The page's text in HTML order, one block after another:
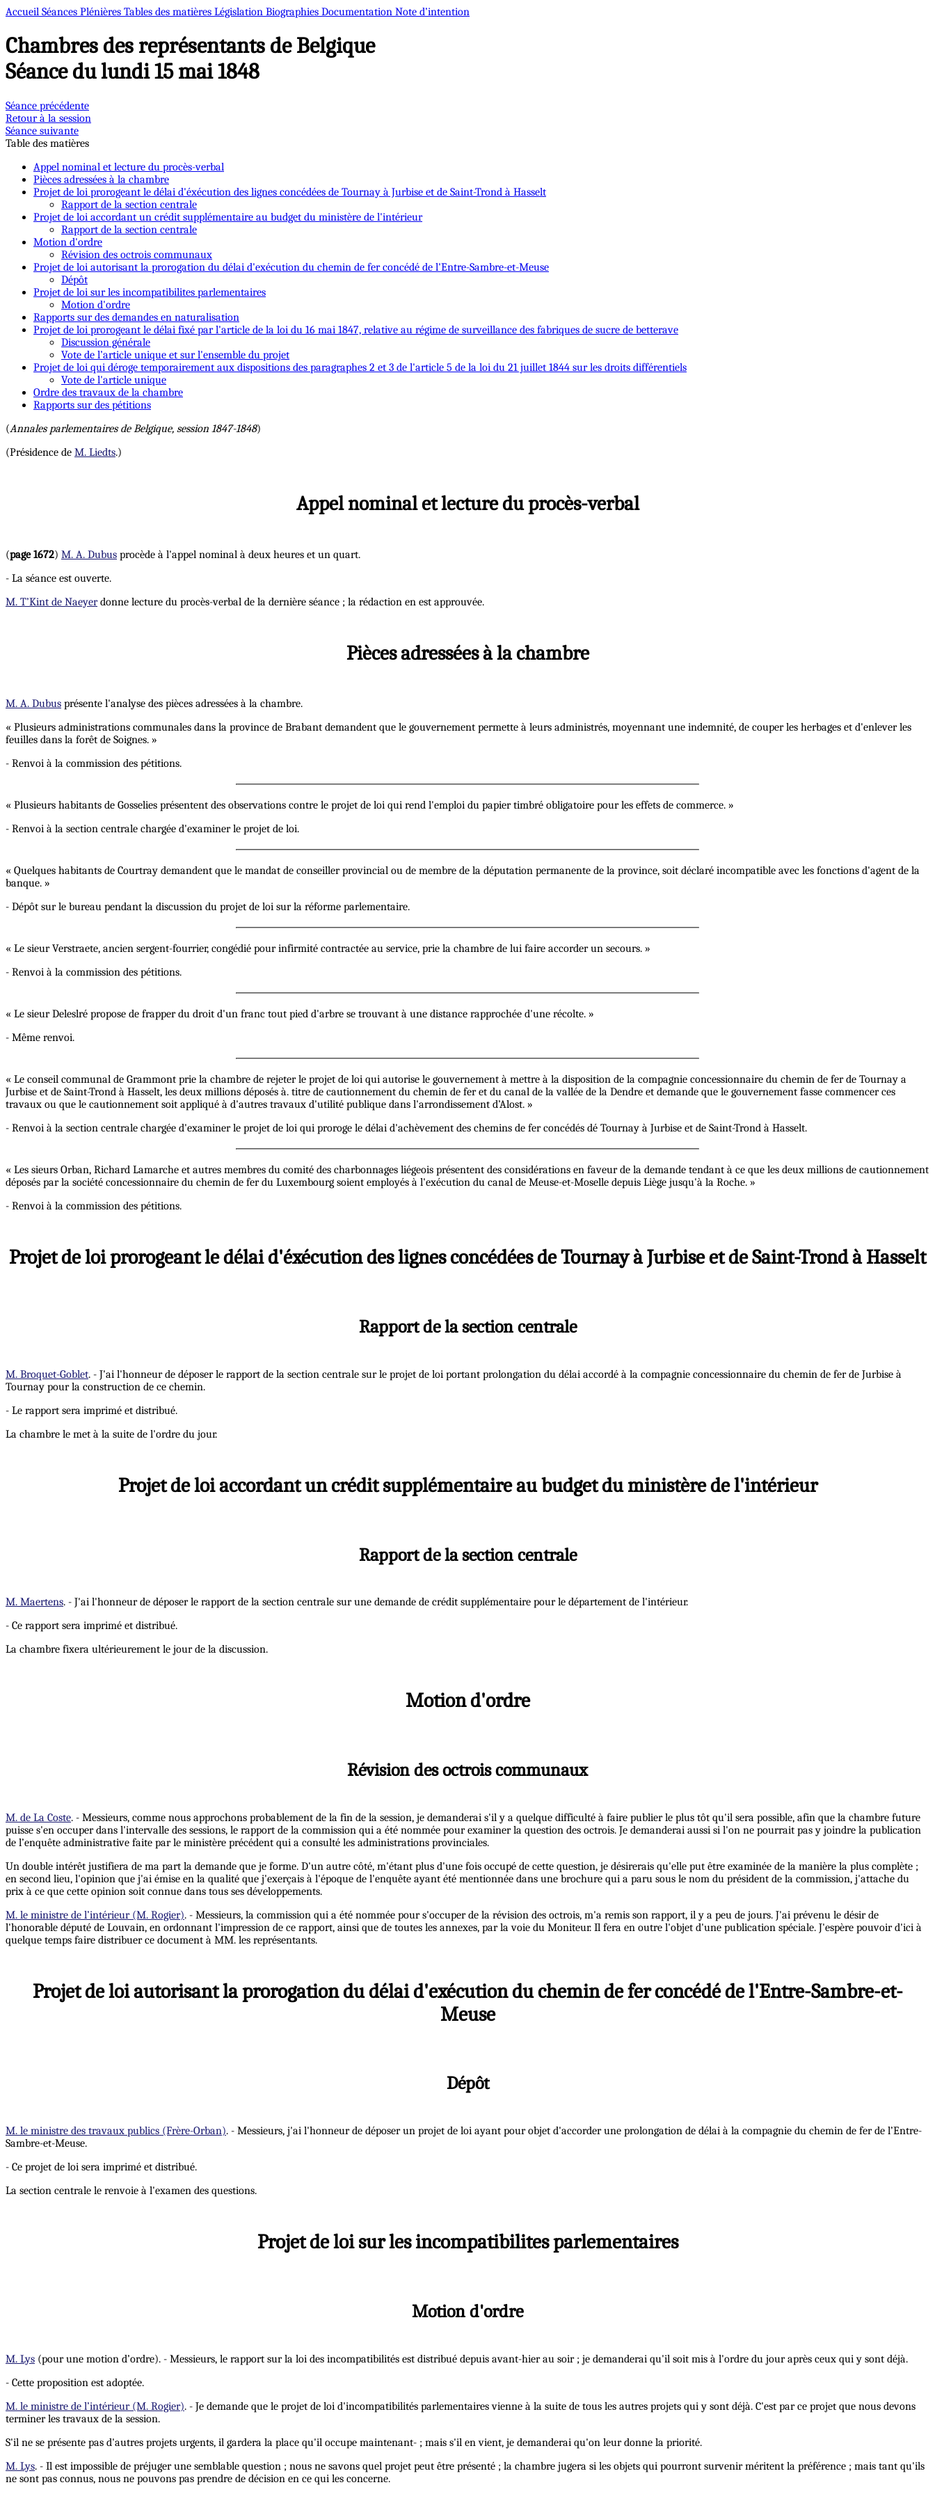
Accueil Séances Plénières Tables des matières Législation Biographies Documentation Note d’intention
Chambres des représentants de Belgique
Séance du lundi 15 mai 1848
Séance précédente
Retour à la session
Séance suivante
Table des matières
Appel nominal et lecture du procès-verbal
Pièces adressées à la chambre
Projet de loi prorogeant le délai d'éxécution des lignes concédées de Tournay à Jurbise et de Saint-Trond à Hasselt
Rapport de la section centrale
Projet de loi accordant un crédit supplémentaire au budget du ministère de l'intérieur
Rapport de la section centrale
Motion d'ordre
Révision des octrois communaux
Projet de loi autorisant la prorogation du délai d'exécution du chemin de fer concédé de l'Entre-Sambre-et-Meuse
Dépôt
Projet de loi sur les incompatibilites parlementaires
Motion d'ordre
Rapports sur des demandes en naturalisation
Projet de loi prorogeant le délai fixé par l'article de la loi du 16 mai 1847, relative au régime de surveillance des fabriques de sucre de betterave
Discussion générale
Vote de l’article unique et sur l'ensemble du projet
Projet de loi qui déroge temporairement aux dispositions des paragraphes 2 et 3 de l'article 5 de la loi du 21 juillet 1844 sur les droits différentiels
Vote de l'article unique
Ordre des travaux de la chambre
Rapports sur des pétitions
(Annales parlementaires de Belgique, session 1847-1848)
(Présidence de M. Liedts.)
Appel nominal et lecture du procès-verbal
(page 1672) M. A. Dubus procède à l'appel nominal à deux heures et un quart.
- La séance est ouverte.
M. T’Kint de Naeyerdonne lecture du procès-verbal de la dernière séance ; la rédaction en est approuvée.
Pièces adressées à la chambre
M. A. Dubus présente l'analyse des pièces adressées à la chambre.
« Plusieurs administrations communales dans la province de Brabant demandent que le gouvernement permette à leurs administrés, moyennant une indemnité, de couper les herbages et d'enlever les
feuilles dans la forêt de Soignes. »
- Renvoi à la commission des pétitions.
« Plusieurs habitants de Gosselies présentent des observations contre le projet de loi qui rend l'emploi du papier timbré obligatoire pour les effets de commerce. »
- Renvoi à la section centrale chargée d'examiner le projet de loi.
« Quelques habitants de Courtray demandent que le mandat de conseiller provincial ou de membre de la députation permanente de la province, soit déclaré incompatible avec les fonctions d'agent de la
banque. »
- Dépôt sur le bureau pendant la discussion du projet de loi sur la réforme parlementaire.
« Le sieur Verstraete, ancien sergent-fourrier, congédié pour infirmité contractée au service, prie la chambre de lui faire accorder un secours. »
- Renvoi à la commission des pétitions.
« Le sieur Deleslré propose de frapper du droit d'un franc tout pied d'arbre se trouvant à une distance rapprochée d'une récolte. »
- Même renvoi.
« Le conseil communal de Grammont prie la chambre de rejeter le projet de loi qui autorise le gouvernement à mettre à la disposition de la compagnie concessionnaire du chemin de fer de Tournay a
Jurbise et de Saint-Trond à Hasselt, les deux millions déposés à. titre de cautionnement du chemin de fer et du canal de la vallée de la Dendre et demande que le gouvernement fasse commencer ces
travaux ou que le cautionnement soit appliqué à d'autres travaux d'utilité publique dans l'arrondissement d’Alost. »
- Renvoi à la section centrale chargée d'examiner le projet de loi qui proroge le délai d'achèvement des chemins de fer concédés dé Tournay à Jurbise et de Saint-Trond à Hasselt.
« Les sieurs Orban, Richard Lamarche et autres membres du comité des charbonnages liégeois présentent des considérations en faveur de la demande tendant à ce que les deux millions de cautionnement
déposés par la société concessionnaire du chemin de fer du Luxembourg soient employés à l'exécution du canal de Meuse-et-Moselle depuis Liège jusqu'à la Roche. »
- Renvoi à la commission des pétitions.
Projet de loi prorogeant le délai d'éxécution des lignes concédées de Tournay à Jurbise et de Saint-Trond à Hasselt
Rapport de la section centrale
M. Broquet-Goblet. - J'ai l'honneur de déposer le rapport de la section centrale sur le projet de loi portant prolongation du délai accordé à la compagnie concessionnaire du chemin de fer de Jurbise à
Tournay pour la construction de ce chemin.
- Le rapport sera imprimé et distribué.
La chambre le met à la suite de l'ordre du jour.
Projet de loi accordant un crédit supplémentaire au budget du ministère de l'intérieur
Rapport de la section centrale
M. Maertens. - J'ai l'honneur de déposer le rapport de la section centrale sur une demande de crédit supplémentaire pour le département de l'intérieur.
- Ce rapport sera imprimé et distribué.
La chambre fixera ultérieurement le jour de la discussion.
Motion d'ordre
Révision des octrois communaux
M. de La Coste. - Messieurs, comme nous approchons probablement de la fin de la session, je demanderai s'il y a quelque difficulté à faire publier le plus tôt qu'il sera possible, afin que la chambre future
puisse s'en occuper dans l'intervalle des sessions, le rapport de la commission qui a été nommée pour examiner la question des octrois. Je demanderai aussi si l'on ne pourrait pas y joindre la publication
de l’enquête administrative faite par le ministère précédent qui a consulté les administrations provinciales.
Un double intérêt justifiera de ma part la demande que je forme. D'un autre côté, m'étant plus d'une fois occupé de cette question, je désirerais qu'elle put être examinée de la manière la plus complète ;
en second lieu, l'opinion que j'ai émise en la qualité que j'exerçais à l'époque de l'enquête ayant été mentionnée dans une brochure qui a paru sous le nom du président de la commission, j'attache du
prix à ce que cette opinion soit connue dans tous ses développements.
M. le ministre de l’intérieur (M. Rogier). - Messieurs, la commission qui a été nommée pour s'occuper de la révision des octrois, m'a remis son rapport, il y a peu de jours. J'ai prévenu le désir de
l'honorable député de Louvain, en ordonnant l'impression de ce rapport, ainsi que de toutes les annexes, par la voie du Moniteur. Il fera en outre l'objet d'une publication spéciale. J'espère pouvoir d'ici à
quelque temps faire distribuer ce document à MM. les représentants.
Projet de loi autorisant la prorogation du délai d'exécution du chemin de fer concédé de l'Entre-Sambre-et-
Meuse
Dépôt
M. le ministre des travaux publics (Frère-Orban). - Messieurs, j'ai l'honneur de déposer un projet de loi ayant pour objet d'accorder une prolongation de délai à la compagnie du chemin de fer de l’Entre-
Sambre-et-Meuse.
- Ce projet de loi sera imprimé et distribué.
La section centrale le renvoie à l'examen des questions.
Projet de loi sur les incompatibilites parlementaires
Motion d'ordre
M. Lys (pour une motion d’ordre). - Messieurs, le rapport sur la loi des incompatibilités est distribué depuis avant-hier au soir ; je demanderai qu'il soit mis à l'ordre du jour après ceux qui y sont déjà.
- Cette proposition est adoptée.
M. le ministre de l’intérieur (M. Rogier). - Je demande que le projet de loi d'incompatibilités parlementaires vienne à la suite de tous les autres projets qui y sont déjà. C'est par ce projet que nous devons
terminer les travaux de la session.
S'il ne se présente pas d'autres projets urgents, il gardera la place qu'il occupe maintenant- ; mais s'il en vient, je demanderai qu'on leur donne la priorité.
M. Lys. - Il est impossible de préjuger une semblable question ; nous ne savons quel projet peut être présenté ; la chambre jugera si les objets qui pourront survenir méritent la préférence ; mais tant qu'ils
ne sont pas connus, nous ne pouvons pas prendre de décision en ce qui les concerne.